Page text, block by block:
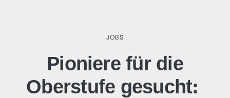
JOBS
Pioniere für die
Oberstufe gesucht: